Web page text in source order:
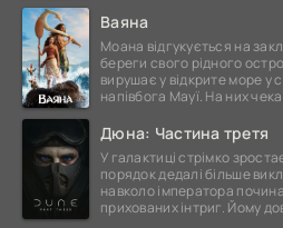
Ваяна
Моана відгукується на
береги свого рідного
вирушає у відкрите море у
напівбога Мауї. На них
Дюна: Частина третя
У галактиці стрімко
порядок дедалі більше
навколо імператора
прихованих інтриг. Йому